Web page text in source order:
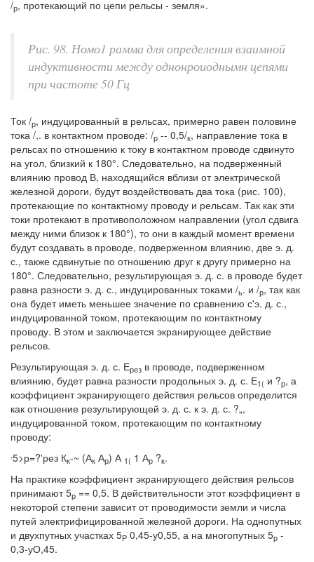
/р, протекающий по цепи рельсы - земля».
Рис. 98. Номо1 рамма для определения взаимной
индуктивности между однонроиоднымн цепями
при частоте 50 Гц
Ток /р, индуцированный в рельсах, примерно равен половине
тока /,. в контактном проводе: /р -- 0,5/к, направление тока в
рельсах по отношению к току в контактном проводе сдвинуто
на угол, близкий к 180°. Следовательно, на подверженный
влиянию провод В, находящийся вблизи от электрической
железной дороги, будут воздействовать два тока (рис. 100),
протекающие по контактному проводу и рельсам. Так как эти
токи протекают в противоположном направлении (угол сдвига
между ними близок к 180°), то они в каждый момент времени
будут создавать в проводе, подверженном влиянию, две э. д.
с., также сдвинутые по отношению друг к другу примерно на
180°. Следовательно, результирующая э. д. с. в проводе будет
равна разности э. д. с., индуцированных токами /ь. и /р, так как
она будет иметь меньшее значение по сравнению с'э. д. с.,
индуцированной током, протекающим по контактному
проводу. В этом и заключается экранирующее действие
рельсов.
Результирующая э. д. с. Ерез в проводе, подверженном
влиянию, будет равна разности продольных э. д. с. Е1( и ?р, а
коэффициент экранирующего действия рельсов определится
как отношение результирующей э. д. с. к э. д. с. ?„,
индуцированной током, протекающим по контактному
проводу:
5>р=?'рез Кк-~ (Ак Ар) А 1( 1 Ар ?к.
На практике коэффициент экранирующего действия рельсов
принимают 5р == 0,5. В действительности этот коэффициент в
некоторой степени зависит от проводимости земли и числа
путей электрифицированной железной дороги. На однопутных
и двухпутных участках 5Р 0,45-у0,55, а на многопутных 5р -
0,3-уО,45.